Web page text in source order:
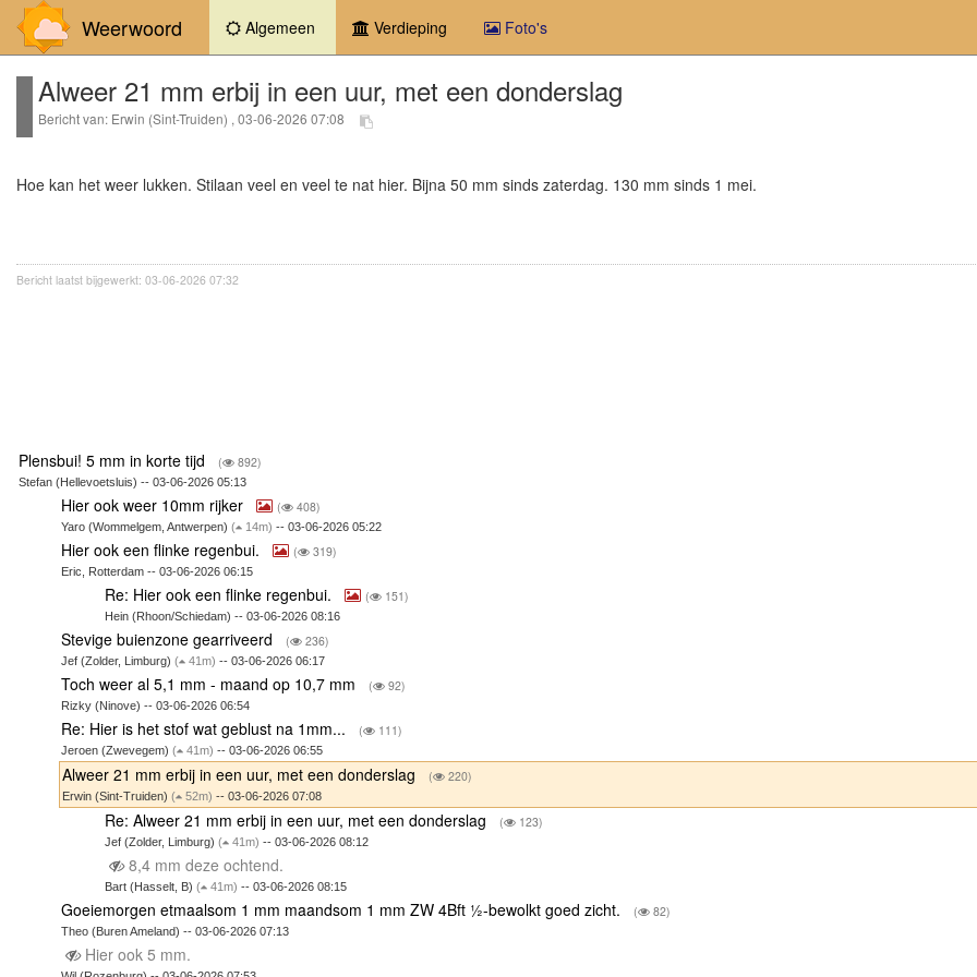
Weerwoord Algemeen (current)Verdieping Foto's
Alweer 21 mm erbij in een uur, met een donderslag
Bericht van: Erwin (Sint-Truiden) , 03-06-2026 07:08
Hoe kan het weer lukken. Stilaan veel en veel te nat hier. Bijna 50 mm sinds zaterdag. 130 mm sinds 1 mei.
Bericht laatst bijgewerkt: 03-06-2026 07:32
Plensbui! 5 mm in korte tijd ( 892)
Stefan (Hellevoetsluis) -- 03-06-2026 05:13
Hier ook weer 10mm rijker ( 408)
Yaro (Wommelgem, Antwerpen)( 14m) -- 03-06-2026 05:22
Hier ook een flinke regenbui. ( 319)
Eric, Rotterdam -- 03-06-2026 06:15
Re: Hier ook een flinke regenbui. ( 151)
Hein (Rhoon/Schiedam) -- 03-06-2026 08:16
Stevige buienzone gearriveerd ( 236)
Jef (Zolder, Limburg)( 41m) -- 03-06-2026 06:17
Toch weer al 5,1 mm - maand op 10,7 mm ( 92)
Rizky (Ninove) -- 03-06-2026 06:54
Re: Hier is het stof wat geblust na 1mm... ( 111)
Jeroen (Zwevegem)( 41m) -- 03-06-2026 06:55
Alweer 21 mm erbij in een uur, met een donderslag ( 220)
Erwin (Sint-Truiden)( 52m) -- 03-06-2026 07:08
Re: Alweer 21 mm erbij in een uur, met een donderslag ( 123)
Jef (Zolder, Limburg) ( 41m) -- 03-06-2026 08:12
8,4 mm deze ochtend.
Bart (Hasselt, B) ( 41m) -- 03-06-2026 08:15
Goeiemorgen etmaalsom 1 mm maandsom 1 mm ZW 4Bft ½-bewolkt goed zicht. ( 82)
Theo (Buren Ameland) -- 03-06-2026 07:13
Hier ook 5 mm.